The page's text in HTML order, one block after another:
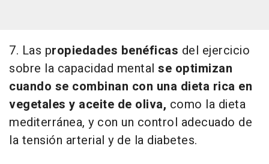
7. Las propiedades benéficas del ejercicio
sobre la capacidad mental se optimizan
cuando se combinan con una dieta rica en
vegetales y aceite de oliva, como la dieta
mediterránea, y con un control adecuado de
la tensión arterial y de la diabetes.